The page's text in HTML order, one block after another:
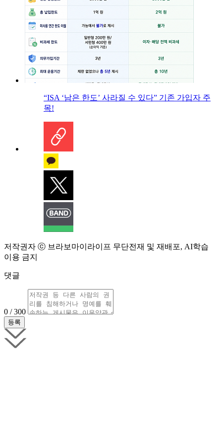
“ISA ‘남은 한도’ 사라질 수 있다” 기존 가입자 주
목!
저작권자 ⓒ 브라보마이라이프 무단전재 및 재배포, AI학습
이용 금지
댓글
0 / 300